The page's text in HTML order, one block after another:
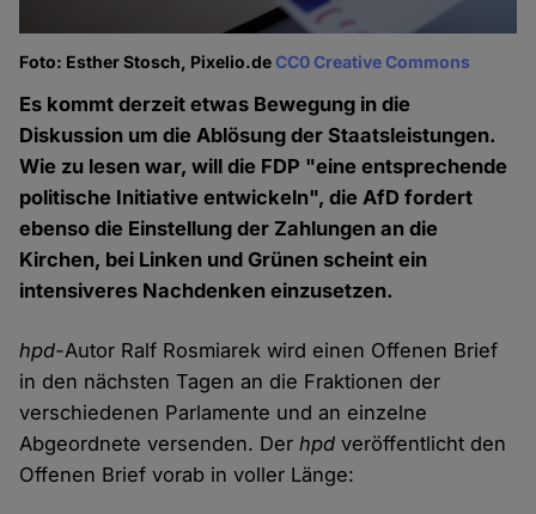
Foto: Esther Stosch, Pixelio.deCC0 Creative Commons
Es kommt derzeit etwas Bewegung in die
Diskussion um die Ablösung der Staatsleistungen.
Wie zu lesen war, will die FDP "eine entsprechende
politische Initiative entwickeln", die AfD fordert
ebenso die Einstellung der Zahlungen an die
Kirchen, bei Linken und Grünen scheint ein
intensiveres Nachdenken einzusetzen.
hpd-Autor Ralf Rosmiarek wird einen Offenen Brief
in den nächsten Tagen an die Fraktionen der
verschiedenen Parlamente und an einzelne
Abgeordnete versenden. Derhpd veröffentlicht den
Offenen Brief vorab in voller Länge: